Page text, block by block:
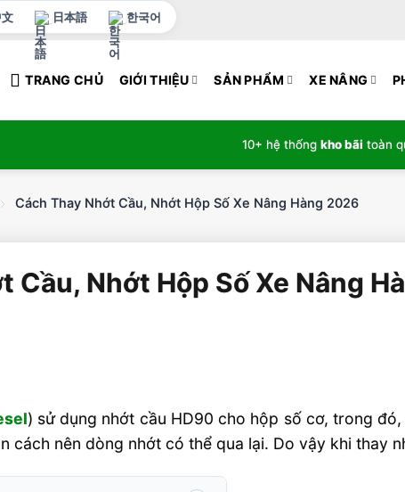
日本語 한국어
TRANG CHỦ GIỚI THIỆU SẢN PHẨM XE NÂNG
10+ hệ thống kho bãi toàn
Cách Thay Nhớt Cầu, Nhớt Hộp Số Xe Nâng Hàng 2026
Cầu, Nhớt Hộp Số Xe Nâng
) sử dụng nhớt cầu HD90 cho hộp số cơ, trong
cách nên dòng nhớt có thể qua lại. Do vậy khi thay